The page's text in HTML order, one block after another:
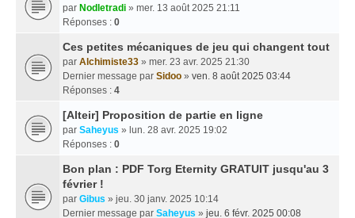
par Nodletradi » mer. 13 août 2025 21:11
Réponses : 0
Ces petites mécaniques de jeu qui changent tout
par Alchimiste33 » mer. 23 avr. 2025 21:30
Dernier message par Sidoo » ven. 8 août 2025 03:44
Réponses : 4
[Alteir] Proposition de partie en ligne
par Saheyus » lun. 28 avr. 2025 19:02
Réponses : 0
Bon plan : PDF Torg Eternity GRATUIT jusqu'au 3
février !
par Gibus » jeu. 30 janv. 2025 10:14
Dernier message par Saheyus » jeu. 6 févr. 2025 00:08